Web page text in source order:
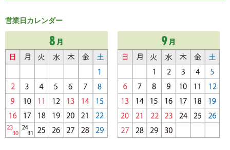
営業日カレンダー